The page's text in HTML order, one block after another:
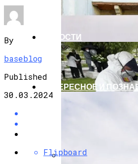
НОВОСТИ
ИНТЕРЕСНОЕ И
By
baseblog
Published
30.03.2024
Flipboard